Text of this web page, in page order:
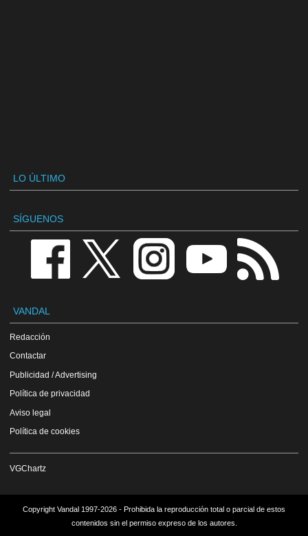
LO ÚLTIMO
SÍGUENOS
VANDAL
Redacción
Contactar
Publicidad / Advertising
Política de privacidad
Aviso legal
Política de cookies
VGChartz
Copyright Vandal 1997-2026 - Prohibida la reproducción total o parcial de estos
contenidos sin el permiso expreso de los autores.